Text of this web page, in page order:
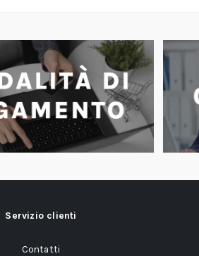
Servizio clienti
Contatti